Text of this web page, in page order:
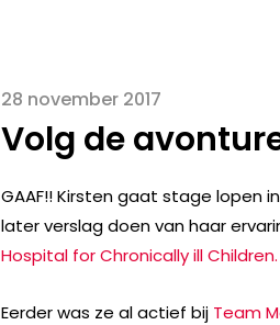
28 november 2017
Volg de
GAAF!! Kirsten gaat stage lopen
later verslag doen van haar
Hospital for Chronically ill Children.
Eerder was ze al actief bij Team